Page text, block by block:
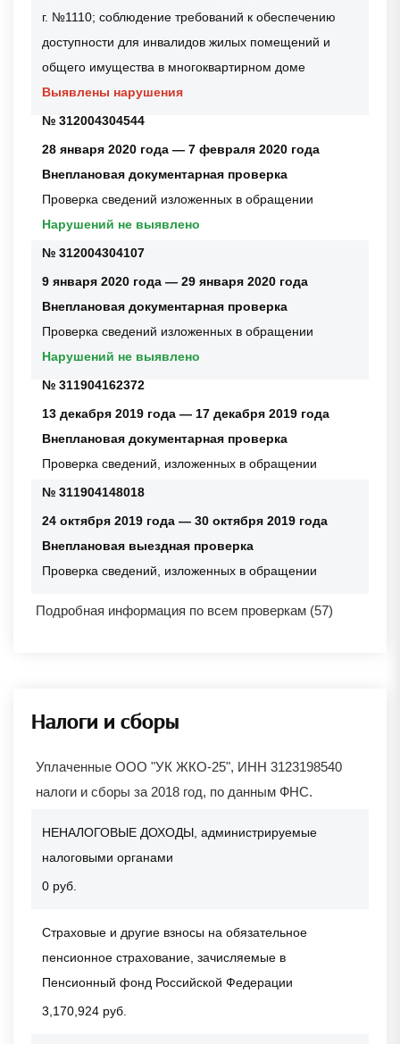
г. №1110; соблюдение требований к обеспечению
доступности для инвалидов жилых помещений и
общего имущества в многоквартирном доме
Выявлены нарушения
№ 312004304544
28 января 2020 года — 7 февраля 2020 года
Внеплановая документарная проверка
Проверка сведений изложенных в обращении
Нарушений не выявлено
№ 312004304107
9 января 2020 года — 29 января 2020 года
Внеплановая документарная проверка
Проверка сведений изложенных в обращении
Нарушений не выявлено
№ 311904162372
13 декабря 2019 года — 17 декабря 2019 года
Внеплановая документарная проверка
Проверка сведений, изложенных в обращении
№ 311904148018
24 октября 2019 года — 30 октября 2019 года
Внеплановая выездная проверка
Проверка сведений, изложенных в обращении
Подробная информация по всем проверкам (57)
Налоги и сборы
Уплаченные ООО "УК ЖКО-25", ИНН 3123198540
налоги и сборы за 2018 год, по данным ФНС.
НЕНАЛОГОВЫЕ ДОХОДЫ, администрируемые
налоговыми органами
0 руб.
Страховые и другие взносы на обязательное
пенсионное страхование, зачисляемые в
Пенсионный фонд Российской Федерации
3,170,924 руб.